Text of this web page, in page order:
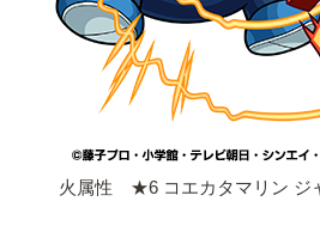
火属性 ★6 コエカタマリン ジ